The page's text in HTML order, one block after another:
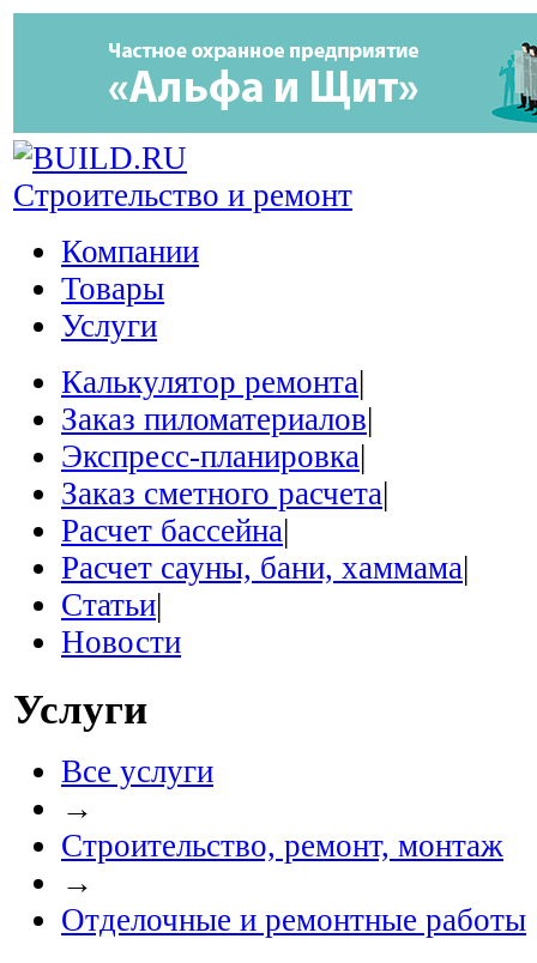
Строительство и ремонт
Компании
Товары
Услуги
Калькулятор ремонта|
Заказ пиломатериалов|
Экспресс-планировка|
Заказ сметного расчета|
Расчет бассейна|
Расчет сауны, бани, хаммама|
Статьи|
Новости
Услуги
Все услуги
→
Строительство, ремонт, монтаж
→
Отделочные и ремонтные работы